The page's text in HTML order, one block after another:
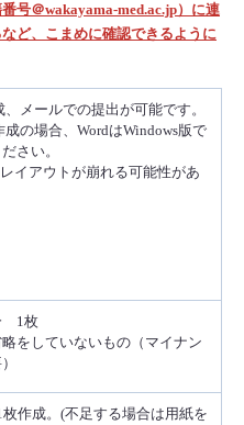
号＠wakayama-med.ac.jp）に連
ど、こまめに確認できるように
、メールでの提出が可能です。
の場合、WordはWindows版で
さい。
レイアウトが崩れる可能性があ
1枚
をしていないもの（マイナン
枚作成。(不足する場合は用紙を